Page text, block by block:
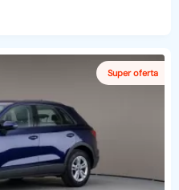
użytkowan